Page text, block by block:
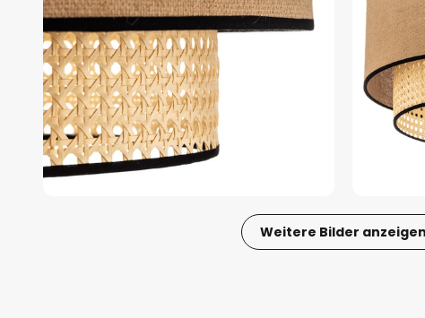
Weitere Bilder anzeigen